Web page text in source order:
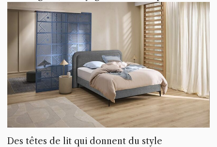
Des têtes de lit qui donnent du style